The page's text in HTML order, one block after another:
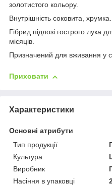
золотистого кольору.
Внутрішність соковита, хрумка.
Гібрид підлозі гострого лука
місяців.
Призначений для вживання у
Приховати
Характеристики
Основні атрибути
Тип продукції
Культура
Виробник
Насіння в упаковці